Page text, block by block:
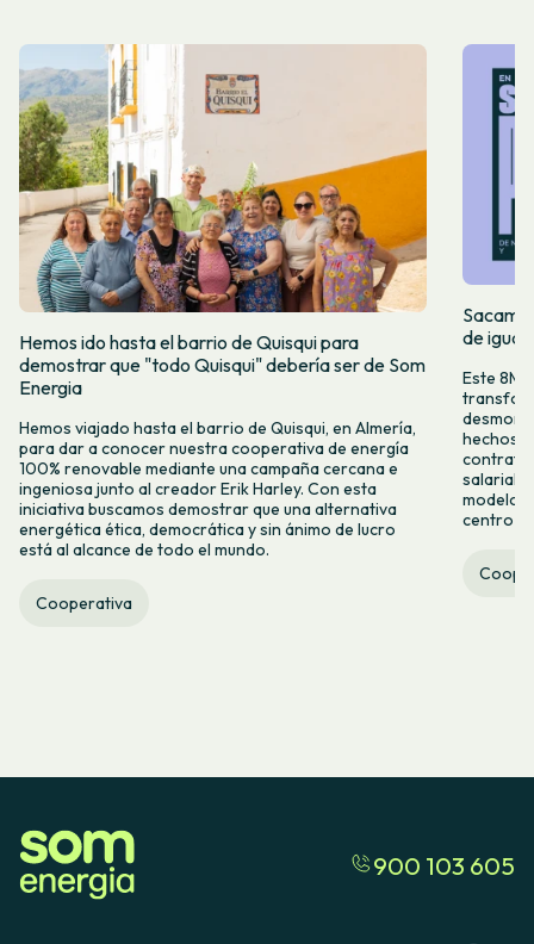
Hemos ido hasta el barrio de Quisqui para
demostrar que "todo Quisqui" debería ser de Som
Energia
Hemos viajado hasta el barrio de Quisqui, en Almería,
para dar a conocer nuestra cooperativa de energía
100% renovable mediante una campaña cercana e
ingeniosa junto al creador Erik Harley. Con esta
iniciativa buscamos demostrar que una alternativa
energética ética, democrática y sin ánimo de lucro
está al alcance de todo el mundo.
Cooperativa
de
Este 8M,
hechos y
salarial y
modelo
centro
900 103 605